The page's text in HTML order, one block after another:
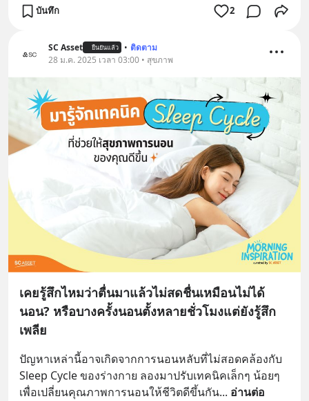
บันทึก 2
SC Asset ยืนยันแล้ว • ติดตาม
28 ม.ค. 2025 เวลา 03:00 • สุขภาพ
เคยรู้สึกไหมว่าตื่นมาแล้วไม่สดชื่นเหมือนไม่ได้
นอน? หรือบางครั้งนอนตั้งหลายชั่วโมงแต่ยังรู้สึก
เพลีย
ปัญหาเหล่านี้อาจเกิดจากการนอนหลับที่ไม่สอดคล้องกับ
Sleep Cycle ของร่างกาย ลองมาปรับเทคนิคเล็กๆ น้อยๆ
เพื่อเปลี่ยนคุณภาพการนอนให้ชีวิตดีขึ้นกัน... อ่านต่อ